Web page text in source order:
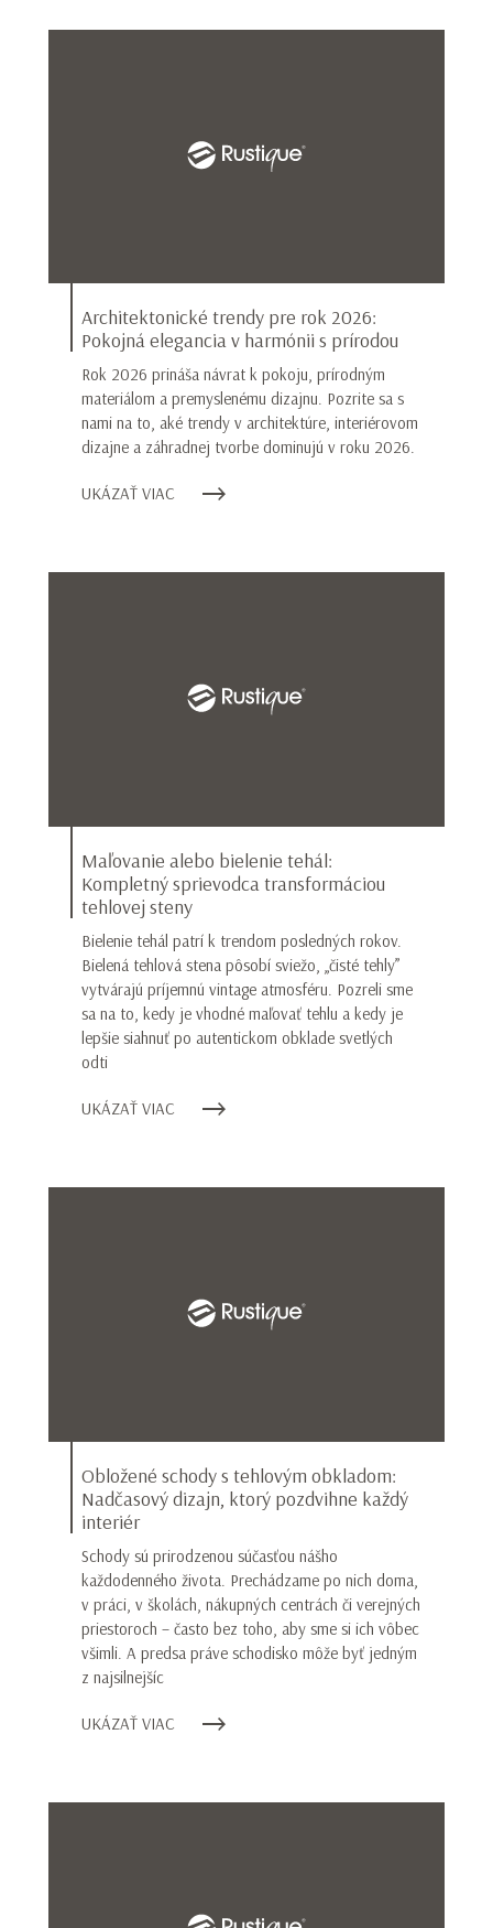
Architektonické trendy pre rok 2026:
Pokojná elegancia v harmónii s prírodou
Rok 2026 prináša návrat k pokoju, prírodným
materiálom a premyslenému dizajnu. Pozrite sa s
nami na to, aké trendy v architektúre, interiérovom
dizajne a záhradnej tvorbe dominujú v roku 2026.
UKÁZAŤ VIAC
Maľovanie alebo bielenie tehál:
Kompletný sprievodca transformáciou
tehlovej steny
Bielenie tehál patrí k trendom posledných rokov.
Bielená tehlová stena pôsobí sviežo, „čisté tehly”
vytvárajú príjemnú vintage atmosféru. Pozreli sme
sa na to, kedy je vhodné maľovať tehlu a kedy je
lepšie siahnuť po autentickom obklade svetlých
odti
UKÁZAŤ VIAC
Obložené schody s tehlovým obkladom:
Nadčasový dizajn, ktorý pozdvihne každý
interiér
Schody sú prirodzenou súčasťou nášho
každodenného života. Prechádzame po nich doma,
v práci, v školách, nákupných centrách či verejných
priestoroch – často bez toho, aby sme si ich vôbec
všimli. A predsa práve schodisko môže byť jedným
z najsilnejšíc
UKÁZAŤ VIAC